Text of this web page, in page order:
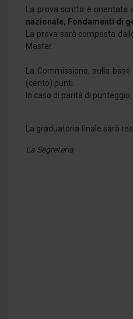
La prova scritta è
nazionale, Fondamenti di
La prova sarà composta
Master.
La Commissione, sulla
(cento) punti.
In caso di parità di
La graduatoria finale sarà
La Segreteria